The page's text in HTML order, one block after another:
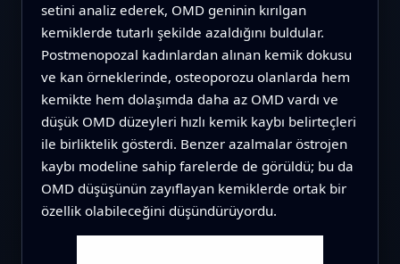
setini analiz ederek, OMD geninin kırılgan
kemiklerde tutarlı şekilde azaldığını buldular.
Postmenopozal kadınlardan alınan kemik dokusu
ve kan örneklerinde, osteoporozu olanlarda hem
kemikte hem dolaşımda daha az OMD vardı ve
düşük OMD düzeyleri hızlı kemik kaybı belirteçleri
ile birliktelik gösterdi. Benzer azalmalar östrojen
kaybı modeline sahip farelerde de görüldü; bu da
OMD düşüşünün zayıflayan kemiklerde ortak bir
özellik olabileceğini düşündürüyordu.